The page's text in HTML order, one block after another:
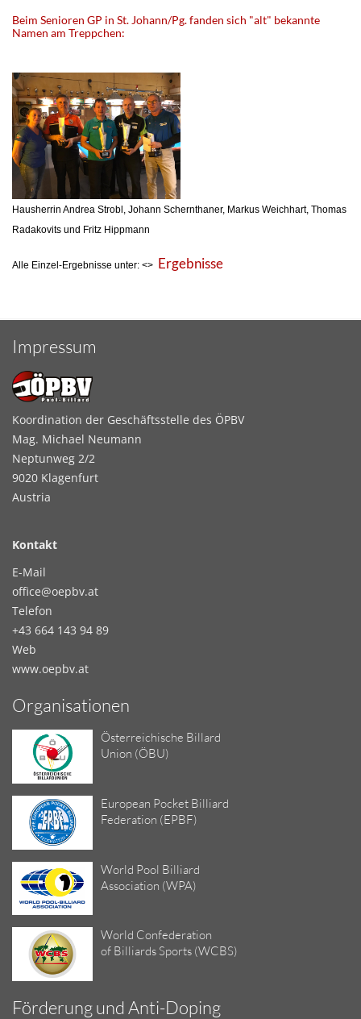
Beim Senioren GP in St. Johann/Pg. fanden sich "alt" bekannte
Namen am Treppchen:
Hausherrin Andrea Strobl, Johann Schernthaner, Markus Weichhart, Thomas
Radakovits und Fritz Hippmann
Alle Einzel-Ergebnisse unter: <> Ergebnisse
Impressum
Koordination der Geschäftsstelle des ÖPBV
Mag. Michael Neumann
Neptunweg 2/2
9020 Klagenfurt
Austria
Kontakt
E-Mail
office@oepbv.at
Telefon
+43 664 143 94 89
Web
www.oepbv.at
Organisationen
Österreichische Billard
Union (ÖBU)
European Pocket Billiard
Federation (EPBF)
World Pool Billiard
Association (WPA)
World Confederation
of Billiards Sports (WCBS)
Förderung und Anti-Doping